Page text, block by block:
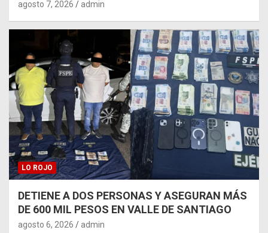
agosto 7, 2026 admin
LO ROJO
DETIENE A DOS PERSONAS Y ASEGURAN MÁS
DE 600 MIL PESOS EN VALLE DE SANTIAGO
agosto 6, 2026 admin